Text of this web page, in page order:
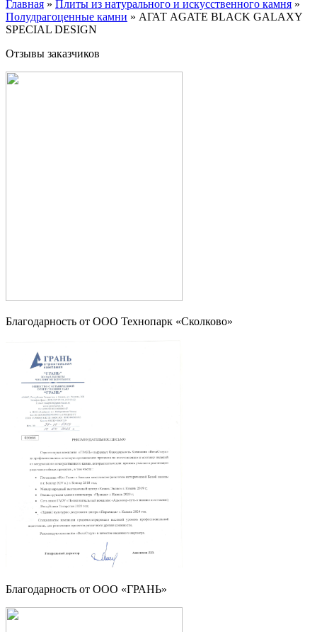
Главная » Плиты из натурального и искусственного камня »
Полудрагоценные камни » АГАТ AGATE BLACK GALAXY
SPECIAL DESIGN
Отзывы заказчиков
Благодарность от OOO Технопарк «Сколково»
Благодарность от OOO «ГРАНЬ»